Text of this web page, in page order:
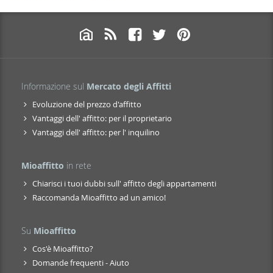
Informazione sul Mercato degli Affitti
Evoluzione del prezzo d'affitto
Vantaggi dell' affitto: per il proprietario
Vantaggi dell' affitto: per l' inquilino
Mioaffitto in rete
Chiarisci i tuoi dubbi sull' affitto degli appartamenti
Raccomanda Mioaffitto ad un amico!
Su Mioaffitto
Cos'è Mioaffitto?
Domande frequenti - Aiuto